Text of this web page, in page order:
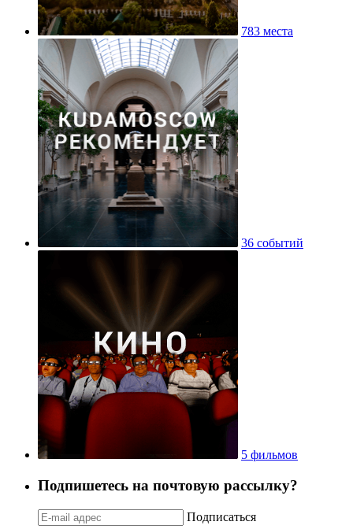
783 места
36 событий
5 фильмов
Подпишетесь на почтовую рассылку?
Подписаться